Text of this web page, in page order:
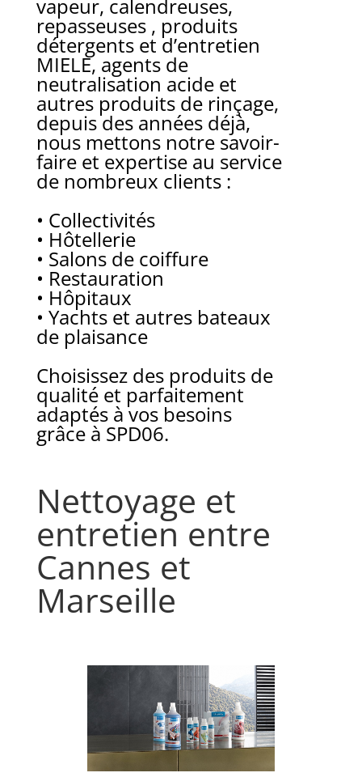
vapeur, calendreuses,
repasseuses , produits
détergents et d’entretien
MIELE, agents de
neutralisation acide et
autres produits de rinçage,
depuis des années déjà,
nous mettons notre savoir-
faire et expertise au service
de nombreux clients :
• Collectivités
• Hôtellerie
• Salons de coiffure
• Restauration
• Hôpitaux
• Yachts et autres bateaux
de plaisance
Choisissez des produits de
qualité et parfaitement
adaptés à vos besoins
grâce à SPD06.
Nettoyage et
entretien entre
Cannes et
Marseille